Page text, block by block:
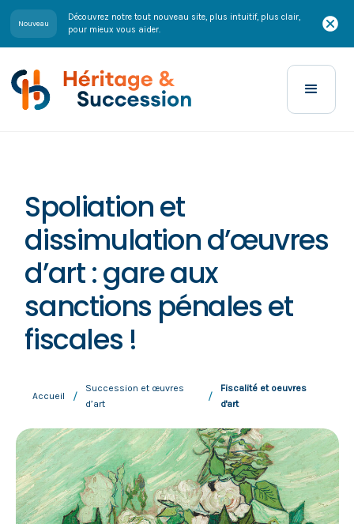
Nouveau
Découvrez notre tout nouveau site, plus intuitif, plus clair,
pour mieux vous aider.
Spoliation et
dissimulation d’œuvres
d’art : gare aux
sanctions pénales et
fiscales !
Accueil /
Succession et œuvres
d’art
/
Fiscalité et oeuvres
d'art